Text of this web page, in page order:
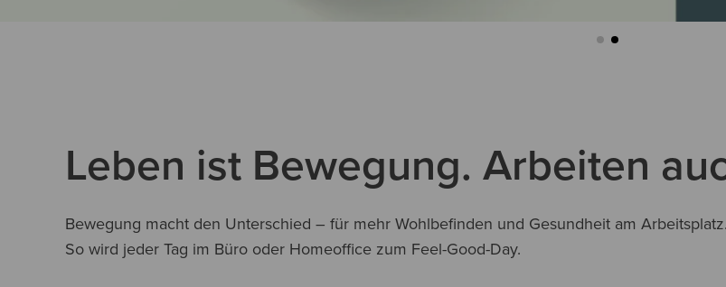
Leben ist Bewegung. Arbeiten
Bewegung macht den Unterschied – für mehr Wohlbefinden und Gesundheit am Arbeitsplatz.
So wird jeder Tag im Büro oder Homeoffice zum Feel-Good-Day.